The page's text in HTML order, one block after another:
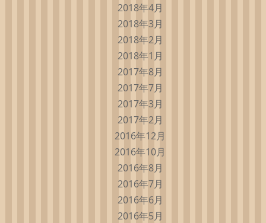
2018年4月
2018年3月
2018年2月
2018年1月
2017年8月
2017年7月
2017年3月
2017年2月
2016年12月
2016年10月
2016年8月
2016年7月
2016年6月
2016年5月